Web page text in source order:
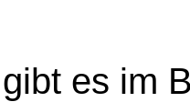
es im